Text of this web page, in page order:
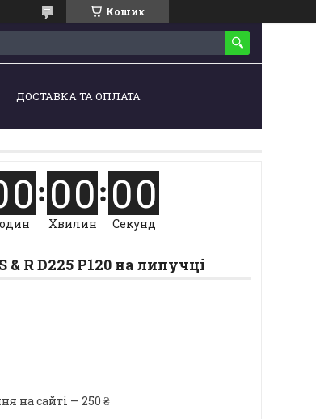
Кошик
ДОСТАВКА ТА ОПЛАТА
0 00
Хвилин
00
Секунд
R D225 P120 на липучці
на сайті — 250 ₴